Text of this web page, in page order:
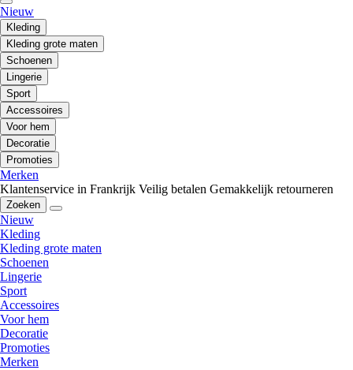
Nieuw
Kleding
Kleding grote maten
Schoenen
Lingerie
Sport
Accessoires
Voor hem
Decoratie
Promoties
Merken
Klantenservice in Frankrijk Veilig betalen Gemakkelijk retourneren
Zoeken
Nieuw
Kleding
Kleding grote maten
Schoenen
Lingerie
Sport
Accessoires
Voor hem
Decoratie
Promoties
Merken